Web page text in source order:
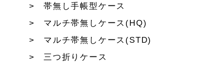
帯無し手帳型ケース
マルチ帯無しケース(HQ)
マルチ帯無しケース(STD)
三つ折りケース